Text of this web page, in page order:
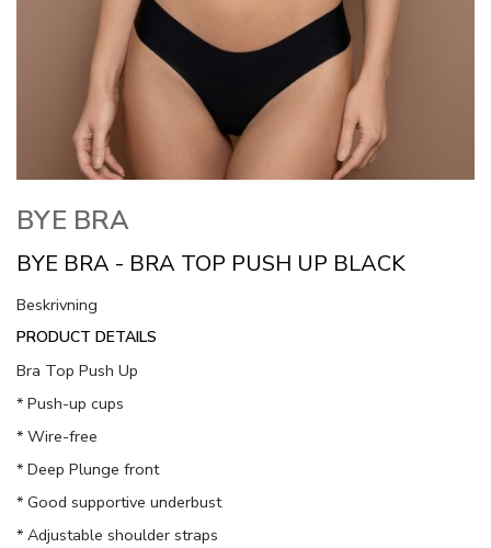
BYE BRA
BYE BRA - BRA TOP PUSH UP BLACK
Beskrivning
PRODUCT DETAILS
Bra Top Push Up
* Push-up cups
* Wire-free
* Deep Plunge front
* Good supportive underbust
* Adjustable shoulder straps